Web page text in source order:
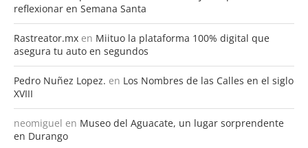
reflexionar en Semana Santa
Rastreator.mx en Miituo la plataforma 100% digital que
asegura tu auto en segundos
Pedro Nuñez Lopez. en Los Nombres de las Calles en el siglo
XVIII
neomiguel en Museo del Aguacate, un lugar sorprendente
en Durango